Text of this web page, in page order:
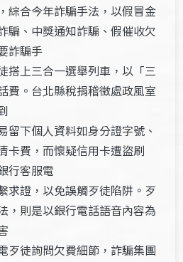
綜合今年詐騙手法，以假冒金
騙、中獎通知詐騙、假催收欠
詐騙手
搭上三合一選舉列車，以「三
費。台北縣稅捐稽徵處政風室
留下個人資料如身分證字號、
卡費，而懷疑信用卡遭盜刷
行客服電
求證，以免誤觸歹徒陷阱。歹
，則是以銀行電話語音內容為
歹徒詢問欠費細節，詐騙集團